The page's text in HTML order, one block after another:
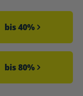
bis 40%
bis 80%